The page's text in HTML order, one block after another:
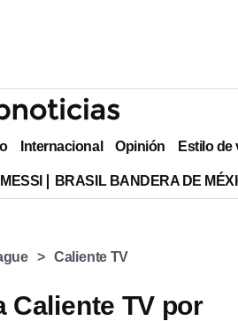
Internacional Opinión Estilo de
BRASIL BANDERA DE
Caliente TV
Caliente TV por